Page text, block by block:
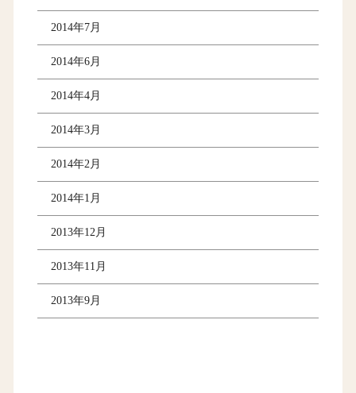
2014年7月
2014年6月
2014年4月
2014年3月
2014年2月
2014年1月
2013年12月
2013年11月
2013年9月